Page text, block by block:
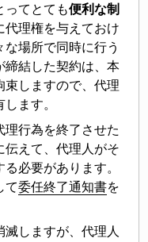
ってとても便利な制
代理権を与えておけ
場所で同時に行う
締結した契約は、本
束しますので、代理
ます。
理行為を終了させた
伝えて、代理人がそ
必要があります。
て委任終了通知書を
滅しますが、代理人